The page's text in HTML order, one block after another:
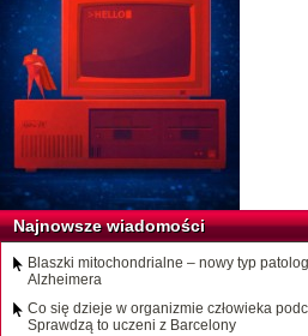
Najnowsze wiadomości
Blaszki mitochondrialne – nowy typ
Alzheimera
Co się dzieje w organizmie człowieka
Sprawdzą to uczeni z Barcelony